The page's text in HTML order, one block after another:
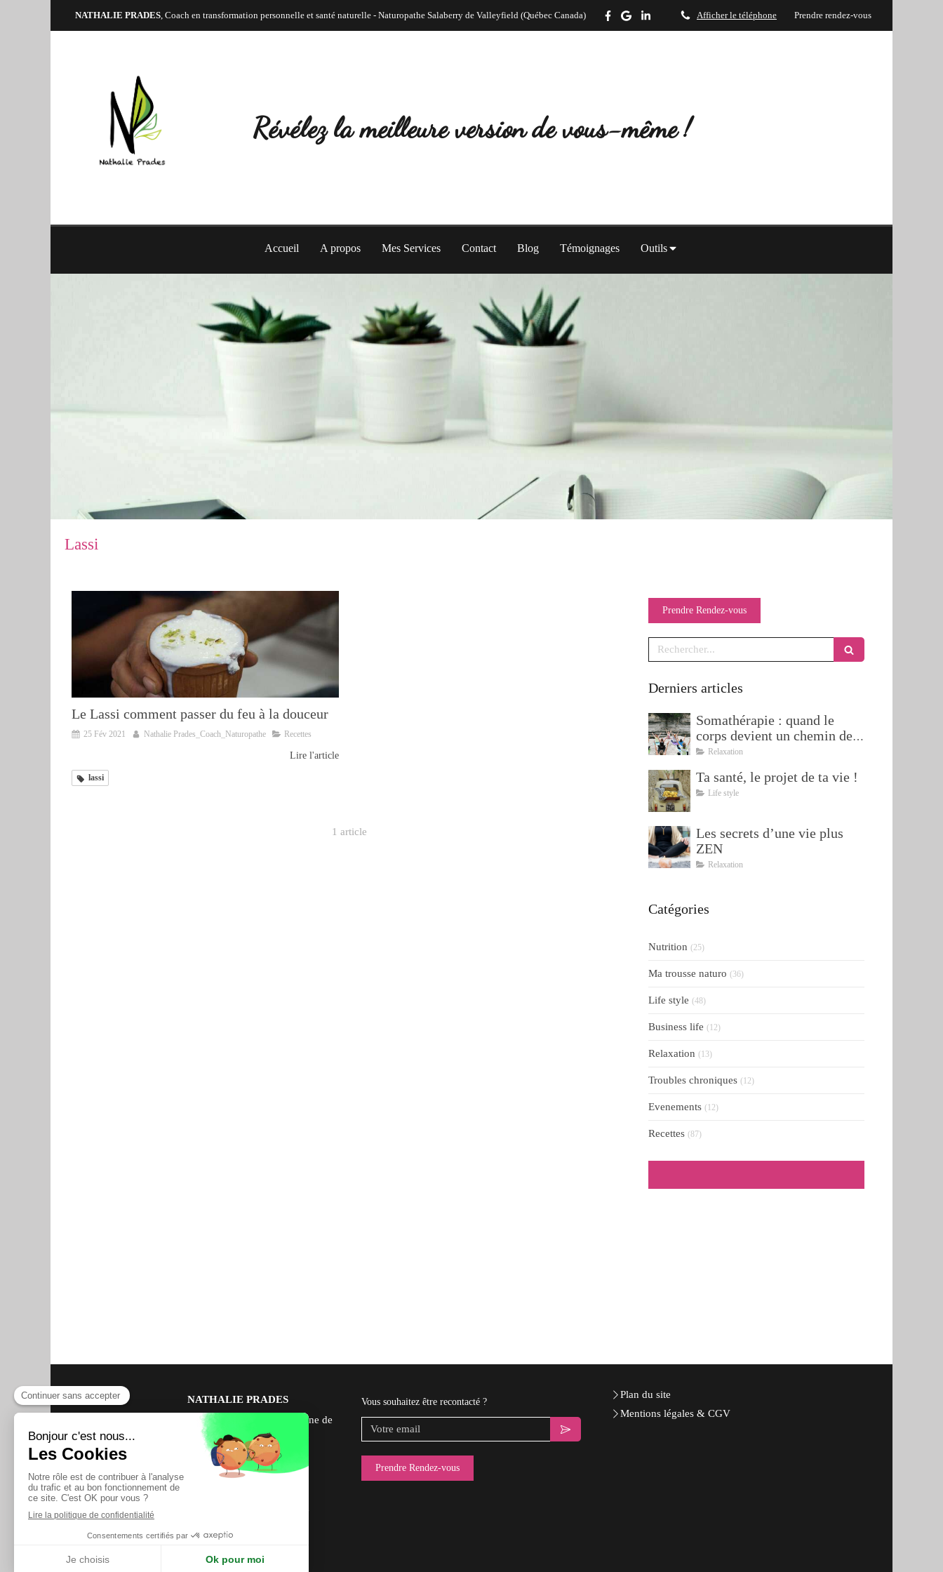
NATHALIE PRADES, Coach en transformation personnelle et santé naturelle - Naturopathe Salaberry de Valleyfield (Québec Canada) Prendre rendez-vous
Afficher le téléphone
Révélez la meilleure version de vous-même !
Accueil A propos Mes Services Contact Blog Témoignages Outils
Lassi
Le Lassi comment passer du feu à la douceur
25 Fév 2021 Nathalie Prades_Coach_Naturopathe Recettes
Lire l'article
lassi
1 article
Prendre Rendez-vous
Rechercher
Derniers articles
Somathérapie : quand le
corps devient un chemin de
transformation
Relaxation
Ta santé, le projet de ta vie !
Life style
Les secrets d’une vie plus
ZEN
Relaxation
Catégories
Nutrition (25)
Ma trousse naturo (36)
Life style (48)
Business life (12)
Relaxation (13)
Troubles chroniques (12)
Evenements (12)
Recettes (87)
NATHALIE PRADES
Coach exécutive en bien-être et hygiène de
vie, Experte en santé naturelle et
transformation personnelle
Vous souhaitez être recontacté ?
Votre email
Prendre Rendez-vous
Plan du site
Mentions légales & CGV